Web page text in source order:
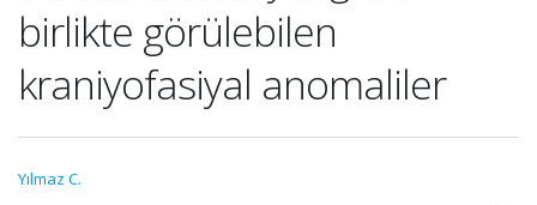
birlikte görülebilen
kraniyofasiyal anomaliler
Yılmaz C.